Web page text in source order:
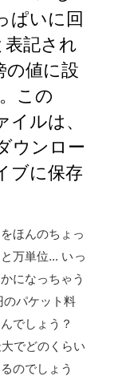
ぱいに回
記され
の値に設
この
ルは、
ウンロー
ブに保存
ほんのちょっ
万単位… いっ
になっちゃう
パケット料
でしょう？
でどのくらい
のでしょう